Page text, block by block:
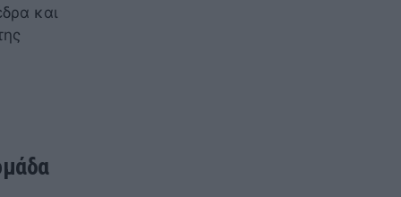
και